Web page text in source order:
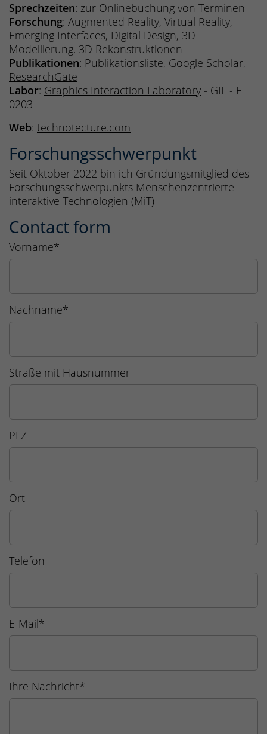
Sprechzeiten: zur Onlinebuchung von Terminen
Forschung: Augmented Reality, Virtual Reality,
Emerging Interfaces, Digital Design, 3D
Modellierung, 3D Rekonstruktionen
Publikationen: Publikationsliste, Google Scholar,
ResearchGate
Labor: Graphics Interaction Laboratory - GIL - F
0203
Web: technotecture.com
Forschungsschwerpunkt
Seit Oktober 2022 bin ich Gründungsmitglied des
Forschungsschwerpunkts Menschenzentrierte
interaktive Technologien (MiT)
Contact form
Vorname*
Nachname*
Straße mit Hausnummer
PLZ
Ort
Telefon
E-Mail*
Ihre Nachricht*